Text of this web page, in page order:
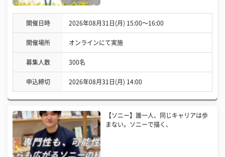
開催日時 2026年08月31日(月) 15:00〜16:00
開催場所 オンラインにて実施
募集人数 300名
申込締切 2026年08月31日(月) 14:00
【ソニー】誰一人、同じキャリアは歩
まない。ソニーで描く、